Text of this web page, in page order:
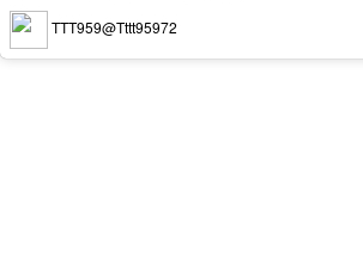
TTT959@Tttt95972